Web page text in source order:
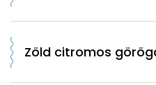
Zöld citromos